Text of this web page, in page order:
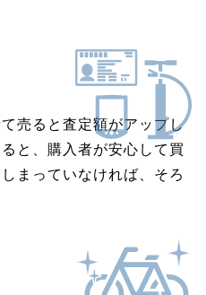
売ると査定額がアップし
と、購入者が安心して買
まっていなければ、そろ